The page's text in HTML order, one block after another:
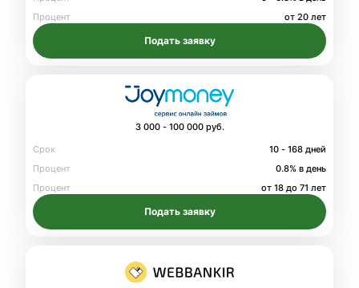
Процент
от 20 лет
Подать заявку
3 000 - 100 000 руб.
Срок
10 - 168 дней
Процент
0.8% в день
Процент
от 18 до 71 лет
Подать заявку